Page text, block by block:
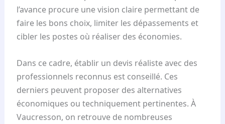
l’avance procure une vision claire permettant de
faire les bons choix, limiter les dépassements et
cibler les postes où réaliser des économies.
Dans ce cadre, établir un devis réaliste avec des
professionnels reconnus est conseillé. Ces
derniers peuvent proposer des alternatives
économiques ou techniquement pertinentes. À
Vaucresson, on retrouve de nombreuses